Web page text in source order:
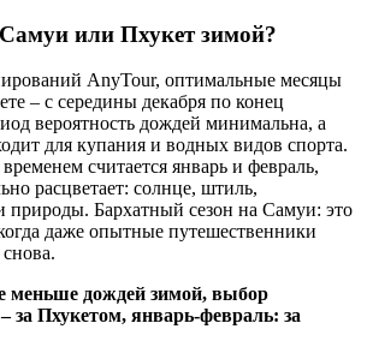
или Пхукет зимой?
AnyTour, оптимальные месяцы
– с середины декабря по конец
вероятность дождей минимальна, а
для купания и водных видов спорта.
считается январь и февраль,
расцветает: солнце, штиль,
природы. Бархатный сезон на Самуи: это
даже опытные путешественники
меньше дождей зимой, выбор
за Пхукетом, январь-февраль: за